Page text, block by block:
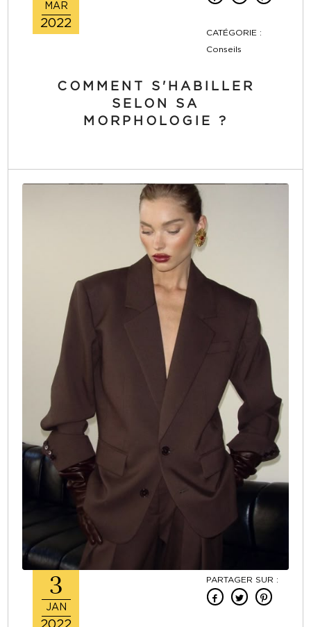
MAR
2022
CATÉGORIE :
Conseils
COMMENT S'HABILLER
SELON SA
MORPHOLOGIE ?
3
JAN
PARTAGER SUR :